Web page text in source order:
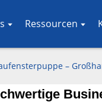
Ressourcen
–